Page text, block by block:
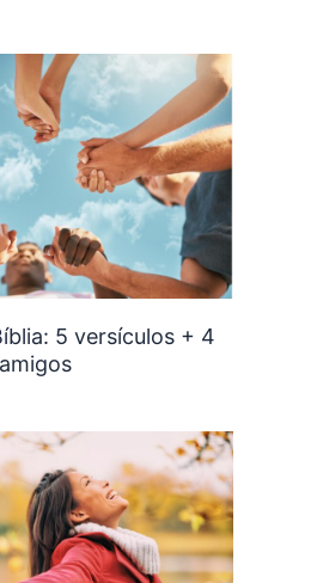
5 versículos + 4